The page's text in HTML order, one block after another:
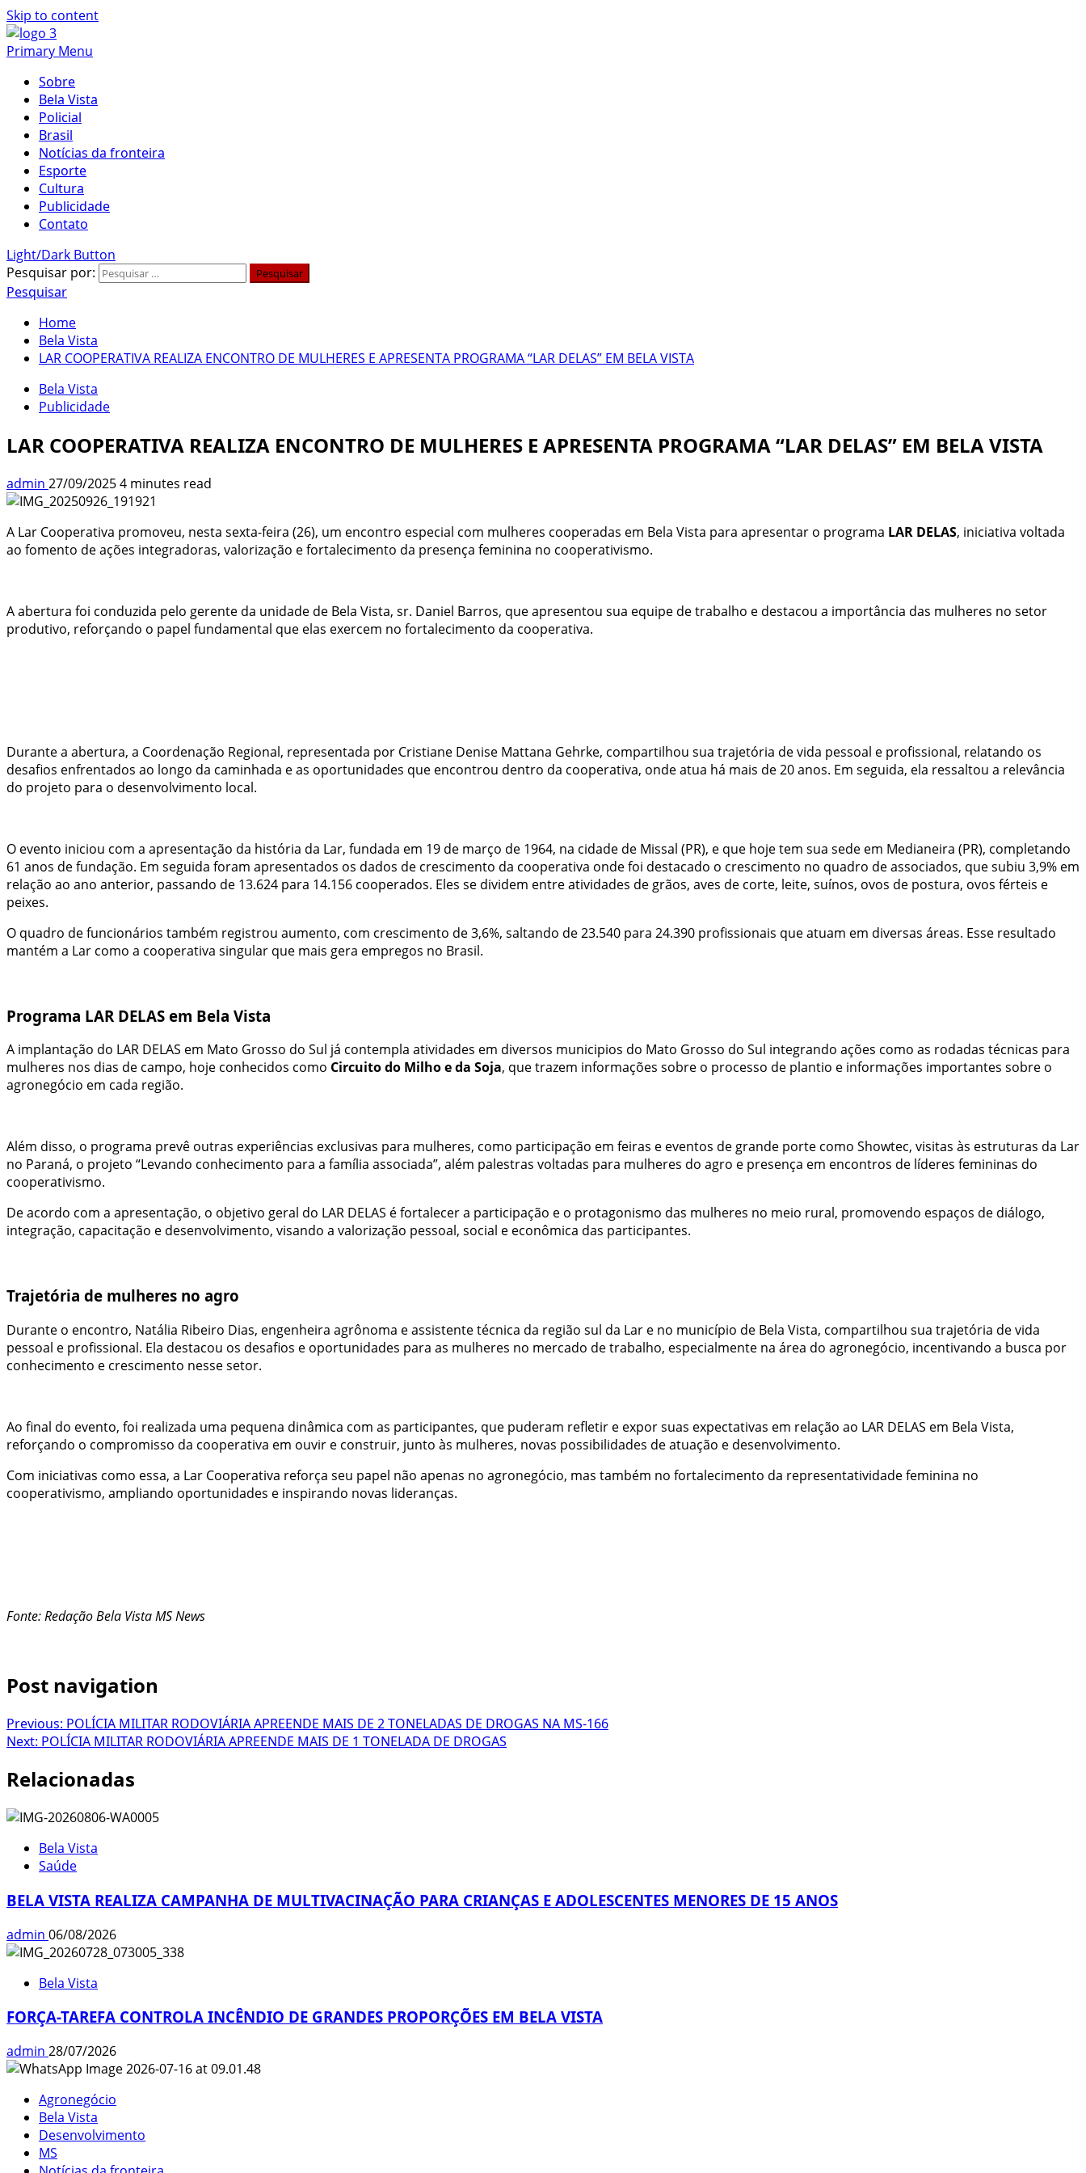
Skip to content
Primary Menu
Sobre
Bela Vista
Policial
Brasil
Notícias da fronteira
Esporte
Cultura
Publicidade
Contato
Light/Dark Button
Pesquisar por:
Pesquisar
Home
Bela Vista
LAR COOPERATIVA REALIZA ENCONTRO DE MULHERES E APRESENTA PROGRAMA “LAR DELAS” EM BELA VISTA
Bela Vista
Publicidade
LAR COOPERATIVA REALIZA ENCONTRO DE MULHERES E APRESENTA PROGRAMA “LAR DELAS” EM BELA VISTA
admin 27/09/20254 minutes read
A Lar Cooperativa promoveu, nesta sexta-feira (26), um encontro especial com mulheres cooperadas em Bela Vista para apresentar o programa LAR DELAS, iniciativa voltada
ao fomento de ações integradoras, valorização e fortalecimento da presença feminina no cooperativismo.
A abertura foi conduzida pelo gerente da unidade de Bela Vista, sr. Daniel Barros, que apresentou sua equipe de trabalho e destacou a importância das mulheres no setor
produtivo, reforçando o papel fundamental que elas exercem no fortalecimento da cooperativa.
Durante a abertura, a Coordenação Regional, representada por Cristiane Denise Mattana Gehrke, compartilhou sua trajetória de vida pessoal e profissional, relatando os
desafios enfrentados ao longo da caminhada e as oportunidades que encontrou dentro da cooperativa, onde atua há mais de 20 anos. Em seguida, ela ressaltou a relevância
do projeto para o desenvolvimento local.
O evento iniciou com a apresentação da história da Lar, fundada em 19 de março de 1964, na cidade de Missal (PR), e que hoje tem sua sede em Medianeira (PR), completando
61 anos de fundação. Em seguida foram apresentados os dados de crescimento da cooperativa onde foi destacado o crescimento no quadro de associados, que subiu 3,9% em
relação ao ano anterior, passando de 13.624 para 14.156 cooperados. Eles se dividem entre atividades de grãos, aves de corte, leite, suínos, ovos de postura, ovos férteis e
peixes.
O quadro de funcionários também registrou aumento, com crescimento de 3,6%, saltando de 23.540 para 24.390 profissionais que atuam em diversas áreas. Esse resultado
mantém a Lar como a cooperativa singular que mais gera empregos no Brasil.
Programa LAR DELAS em Bela Vista
A implantação do LAR DELAS em Mato Grosso do Sul já contempla atividades em diversos municipios do Mato Grosso do Sul integrando ações como as rodadas técnicas para
mulheres nos dias de campo, hoje conhecidos como Circuito do Milho e da Soja, que trazem informações sobre o processo de plantio e informações importantes sobre o
agronegócio em cada região.
Além disso, o programa prevê outras experiências exclusivas para mulheres, como participação em feiras e eventos de grande porte como Showtec, visitas às estruturas da Lar
no Paraná, o projeto “Levando conhecimento para a família associada”, além palestras voltadas para mulheres do agro e presença em encontros de líderes femininas do
cooperativismo.
De acordo com a apresentação, o objetivo geral do LAR DELAS é fortalecer a participação e o protagonismo das mulheres no meio rural, promovendo espaços de diálogo,
integração, capacitação e desenvolvimento, visando a valorização pessoal, social e econômica das participantes.
Trajetória de mulheres no agro
Durante o encontro, Natália Ribeiro Dias, engenheira agrônoma e assistente técnica da região sul da Lar e no município de Bela Vista, compartilhou sua trajetória de vida
pessoal e profissional. Ela destacou os desafios e oportunidades para as mulheres no mercado de trabalho, especialmente na área do agronegócio, incentivando a busca por
conhecimento e crescimento nesse setor.
Ao final do evento, foi realizada uma pequena dinâmica com as participantes, que puderam refletir e expor suas expectativas em relação ao LAR DELAS em Bela Vista,
reforçando o compromisso da cooperativa em ouvir e construir, junto às mulheres, novas possibilidades de atuação e desenvolvimento.
Com iniciativas como essa, a Lar Cooperativa reforça seu papel não apenas no agronegócio, mas também no fortalecimento da representatividade feminina no
cooperativismo, ampliando oportunidades e inspirando novas lideranças.
Fonte: Redação Bela Vista MS News
Post navigation
Previous: POLÍCIA MILITAR RODOVIÁRIA APREENDE MAIS DE 2 TONELADAS DE DROGAS NA MS-166
Next: POLÍCIA MILITAR RODOVIÁRIA APREENDE MAIS DE 1 TONELADA DE DROGAS
Relacionadas
Bela Vista
Saúde
BELA VISTA REALIZA CAMPANHA DE MULTIVACINAÇÃO PARA CRIANÇAS E ADOLESCENTES MENORES DE 15 ANOS
admin 06/08/2026
Bela Vista
FORÇA-TAREFA CONTROLA INCÊNDIO DE GRANDES PROPORÇÕES EM BELA VISTA
admin 28/07/2026
Agronegócio
Bela Vista
Desenvolvimento
MS